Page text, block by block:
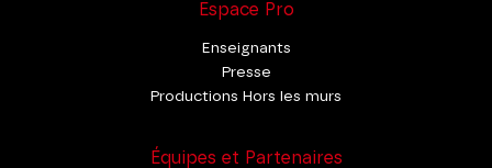
Espace Pro
Enseignants
Presse
Productions Hors les murs
Équipes et Partenaires